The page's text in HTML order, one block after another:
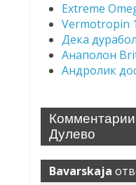
Extreme
Vermotropin
Дека
Анаполон
Андролик
Дулево
Bavarskaja